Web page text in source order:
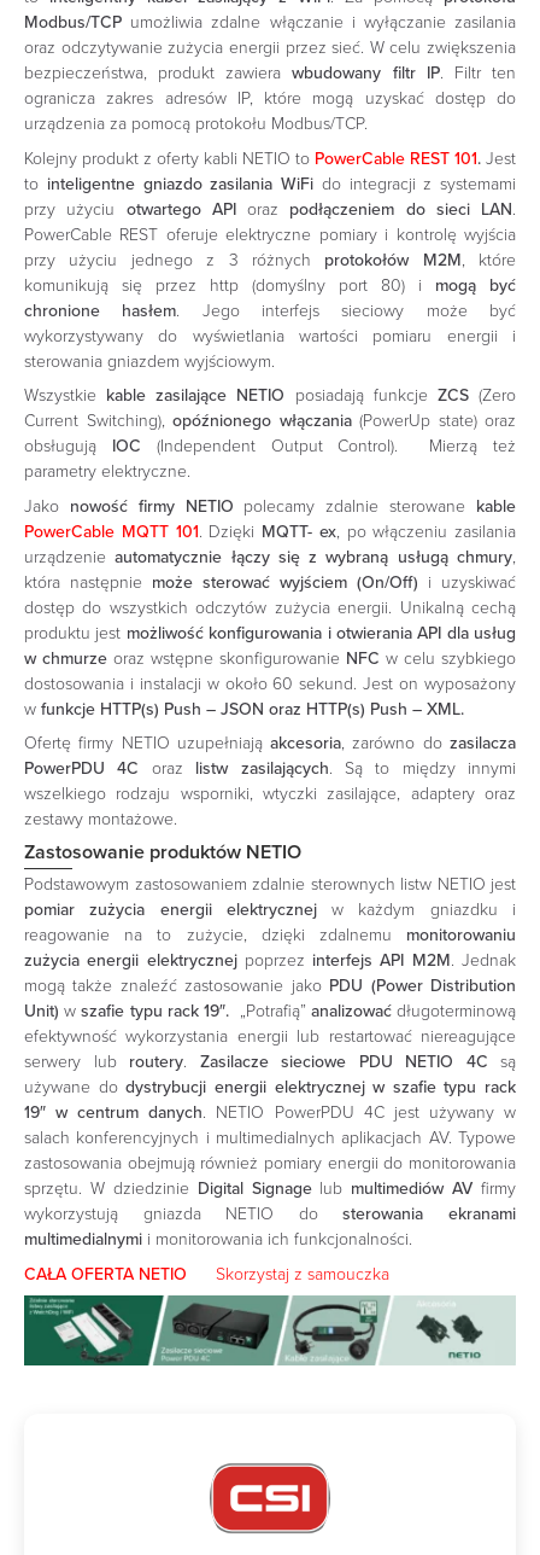
Modbus/TCP umożliwia zdalne włączanie i wyłączanie zasilania
oraz odczytywanie zużycia energii przez sieć. W celu zwiększenia
bezpieczeństwa, produkt zawierawbudowany filtr IP. Filtr ten
ogranicza zakres adresów IP, które mogą uzyskać dostęp do
urządzenia za pomocą protokołu Modbus/TCP.
Kolejny produkt z oferty kabli NETIO to PowerCable REST 101. Jest
to inteligentne gniazdo zasilania WiFi do integracji z systemami
przy użyciu otwartego APIoraz podłączeniem do sieci LAN.
PowerCable REST oferuje elektryczne pomiary i kontrolę wyjścia
przy użyciu jednego z 3 różnych protokołów M2M, które
komunikują się przez http (domyślny port 80) i mogą być
chronione hasłem. Jego interfejs sieciowy może być
wykorzystywany do wyświetlania wartości pomiaru energii i
sterowania gniazdem wyjściowym.
Wszystkie kable zasilające NETIO posiadają funkcje ZCS(Zero
Current Switching), opóźnionego włączania(PowerUp state) oraz
obsługują IOC (Independent Output Control). Mierzą też
parametry elektryczne.
Jako nowość firmy NETIO polecamy zdalnie sterowane kable
PowerCable MQTT 101. Dzięki MQTT- ex, po włączeniu zasilania
urządzenieautomatycznie łączy się z wybraną usługą chmury,
która następnie może sterować wyjściem (On/Off) i uzyskiwać
dostęp do wszystkich odczytów zużycia energii. Unikalną cechą
produktu jest możliwość konfigurowania i otwierania API dla usług
w chmurze oraz wstępne skonfigurowanie NFC w celu szybkiego
dostosowania i instalacji w około 60 sekund. Jest on wyposażony
w funkcje HTTP(s) Push – JSON oraz HTTP(s) Push – XML.
Ofertę firmy NETIO uzupełniająakcesoria, zarówno dozasilacza
PowerPDU 4C oraz listw zasilających. Są to między innymi
wszelkiego rodzaju wsporniki, wtyczki zasilające, adaptery oraz
zestawy montażowe.
Zastosowanie produktów NETIO
Podstawowym zastosowaniem zdalnie sterownych listw NETIO jest
pomiar zużycia energii elektrycznejw każdym gniazdku i
reagowanie na to zużycie, dzięki zdalnemu monitorowaniu
zużycia energii elektrycznejpoprzez interfejs API M2M. Jednak
mogą także znaleźć zastosowanie jako PDU (Power Distribution
Unit) wszafie typu rack 19″. „Potrafią” analizowaćdługoterminową
efektywność wykorzystania energii lub restartować niereagujące
serwery lub routery. Zasilacze sieciowe PDU NETIO 4C są
używane dodystrybucji energii elektrycznej w szafie typu rack
19″ w centrum danych. NETIO PowerPDU 4C jest używany w
salach konferencyjnych i multimedialnych aplikacjach AV. Typowe
zastosowania obejmują również pomiary energii do monitorowania
sprzętu. W dziedzinie Digital Signagelub multimediów AV firmy
wykorzystują gniazda NETIO dosterowania ekranami
multimedialnymi i monitorowania ich funkcjonalności.
CAŁA OFERTA NETIO
Skorzystaj z samouczka